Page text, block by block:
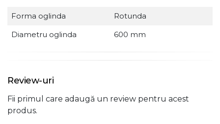
Forma oglinda
Rotunda
Diametru oglinda
600 mm
Review-uri
Fii primul care adaugă un review pentru acest
produs.